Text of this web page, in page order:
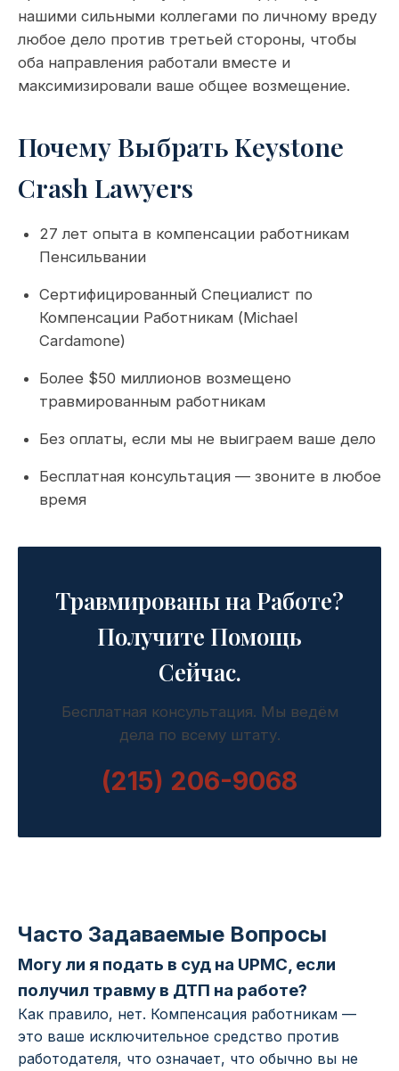
нашими сильными коллегами по личному вреду
любое дело против третьей стороны, чтобы
оба направления работали вместе и
максимизировали ваше общее возмещение.
Почему Выбрать Keystone
Crash Lawyers
27 лет опыта в компенсации работникам
Пенсильвании
Сертифицированный Специалист по
Компенсации Работникам (Michael
Cardamone)
Более $50 миллионов возмещено
травмированным работникам
Без оплаты, если мы не выиграем ваше дело
Бесплатная консультация — звоните в любое
время
Травмированы на Работе?
Получите Помощь
Сейчас.
Бесплатная консультация. Мы ведём
дела по всему штату.
(215) 206-9068
Часто Задаваемые Вопросы
Могу ли я подать в суд на UPMC, если
получил травму в ДТП на работе?
Как правило, нет. Компенсация работникам —
это ваше исключительное средство против
работодателя, что означает, что обычно вы не